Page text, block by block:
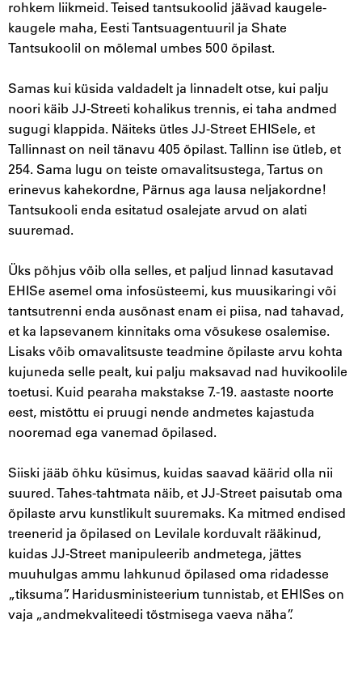
rohkem liikmeid. Teised tantsukoolid jäävad kaugele-
kaugele maha, Eesti Tantsuagentuuril ja Shate
Tantsukoolil on mõlemal umbes 500 õpilast.
Samas kui küsida valdadelt ja linnadelt otse, kui palju
noori käib JJ-Streeti kohalikus trennis, ei taha andmed
sugugi klappida. Näiteks ütles JJ-Street EHISele, et
Tallinnast on neil tänavu 405 õpilast. Tallinn ise ütleb, et
254. Sama lugu on teiste omavalitsustega, Tartus on
erinevus kahekordne, Pärnus aga lausa neljakordne!
Tantsukooli enda esitatud osalejate arvud on alati
suuremad.
Üks põhjus võib olla selles, et paljud linnad kasutavad
EHISe asemel oma infosüsteemi, kus muusikaringi või
tantsutrenni enda ausõnast enam ei piisa, nad tahavad,
et ka lapsevanem kinnitaks oma võsukese osalemise.
Lisaks võib omavalitsuste teadmine õpilaste arvu kohta
kujuneda selle pealt, kui palju maksavad nad huvikoolile
toetusi. Kuid pearaha makstakse 7.-19. aastaste noorte
eest, mistõttu ei pruugi nende andmetes kajastuda
nooremad ega vanemad õpilased.
Siiski jääb õhku küsimus, kuidas saavad käärid olla nii
suured. Tahes-tahtmata näib, et JJ-Street paisutab oma
õpilaste arvu kunstlikult suuremaks. Ka mitmed endised
treenerid ja õpilased on Levilale korduvalt rääkinud,
kuidas JJ-Street manipuleerib andmetega, jättes
muuhulgas ammu lahkunud õpilased oma ridadesse
„tiksuma”. Haridusministeerium tunnistab, et EHISes on
vaja „andmekvaliteedi tõstmisega vaeva näha”.